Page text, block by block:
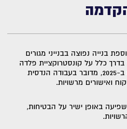
בנייה נפוצה בבנייני מגורים
כלל על קונסטרוקציית פלדה
מחוזקת. לפי המידע הקיים ב-2025, מדובר בעבודה הנדסית
ואישורים מרשויות.
באופן ישיר על הבטיחות,